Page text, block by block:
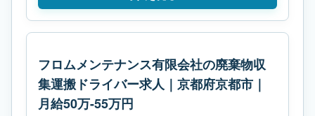
フロムメンテナンス有限会社の廃棄物収
集運搬ドライバー求人｜京都府京都市｜
月給50万-55万円